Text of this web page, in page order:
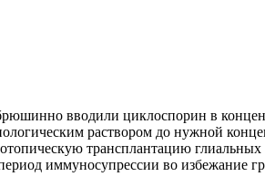
вводили циклоспорин в
раствором до нужной
трансплантацию
иммуносупрессии во избежание